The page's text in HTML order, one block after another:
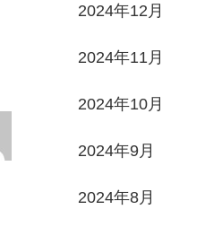
2024年12月
2024年11月
2024年10月
2024年9月
2024年8月